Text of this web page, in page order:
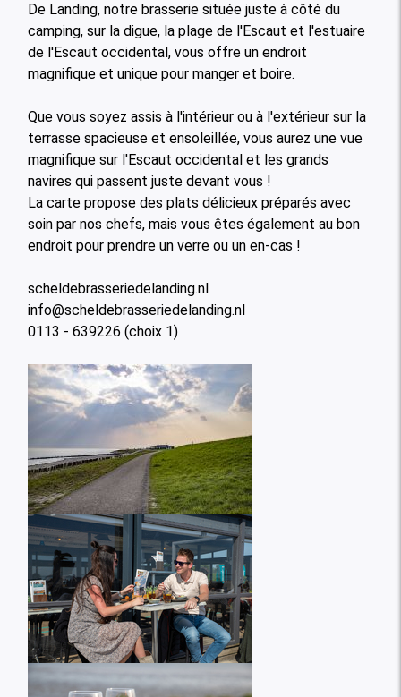
De Landing, notre brasserie située juste à côté du
camping, sur la digue, la plage de l'Escaut et l'estuaire
de l'Escaut occidental, vous offre un endroit
magnifique et unique pour manger et boire.
Que vous soyez assis à l'intérieur ou à l'extérieur sur la
terrasse spacieuse et ensoleillée, vous aurez une vue
magnifique sur l'Escaut occidental et les grands
navires qui passent juste devant vous !
La carte propose des plats délicieux préparés avec
soin par nos chefs, mais vous êtes également au bon
endroit pour prendre un verre ou un en-cas !
scheldebrasseriedelanding.nl
info@scheldebrasseriedelanding.nl
0113 - 639226 (choix 1)